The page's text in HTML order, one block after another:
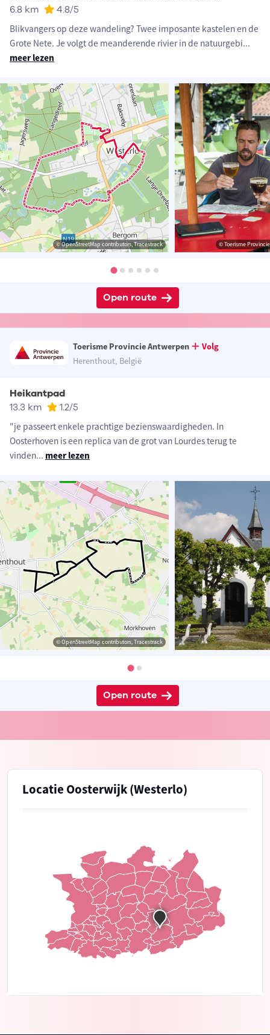
6.8 km 4.8/5
Blikvangers op deze wandeling? Twee imposante kastelen en de
Grote Nete. Je volgt de meanderende rivier in de natuurgebi...
meer lezen
© OpenStreetMap contributors, Tracestrack © Toerisme
Open route
Toerisme Provincie Antwerpen
Volg
Herenthout, België
Heikantpad
13.3 km 1.2/5
"je passeert enkele prachtige bezienswaardigheden. In
Oosterhoven is een replica van de grot van Lourdes terug te
vinden... meer lezen
© OpenStreetMap contributors, Tracestrack
Open route
Locatie Oosterwijk (Westerlo)